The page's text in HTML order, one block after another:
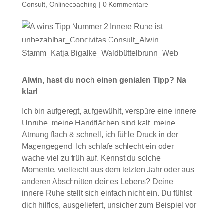
Consult, Onlinecoaching | 0 Kommentare
Alwin, hast du noch einen genialen Tipp? Na
klar!
Ich bin aufgeregt, aufgewühlt, verspüre eine innere
Unruhe, meine Handflächen sind kalt, meine
Atmung flach & schnell, ich fühle Druck in der
Magengegend. Ich schlafe schlecht ein oder
wache viel zu früh auf. Kennst du solche
Momente, vielleicht aus dem letzten Jahr oder aus
anderen Abschnitten deines Lebens? Deine
innere Ruhe stellt sich einfach nicht ein. Du fühlst
dich hilflos, ausgeliefert, unsicher zum Beispiel vor